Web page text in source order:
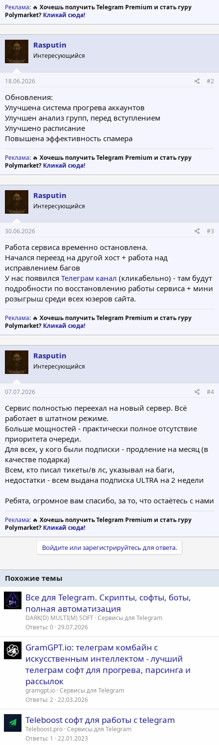
Реклама: 🔥 Хочешь получить Telegram Premium и стать гуру
Polymarket? Кликай сюда!
Rasputin
Интересующийся
18.06.2026 #2
Обновления:
Улучшена система прогрева аккаунтов
Улучшен анализ групп, перед вступлением
Улучшено расписание
Повышена эффективность спамера
Реклама: 🔥 Хочешь получить Telegram Premium и стать гуру
Polymarket? Кликай сюда!
Rasputin
Интересующийся
30.06.2026 #3
Работа сервиса временно остановлена.
Начался переезд на другой хост + работа над
исправлением багов
У нас появился Телеграм канал (кликабельно) - там будут
подробности по восстановлению работы сервиса + мини
розыгрыш среди всех юзеров сайта.
Реклама: 🔥 Хочешь получить Telegram Premium и стать гуру
Polymarket? Кликай сюда!
Rasputin
Интересующийся
07.07.2026 #4
Сервис полностью переехал на новый сервер. Всё
работает в штатном режиме.
Больше мощностей - практически полное отсутствие
приоритета очереди.
Для всех, у кого были подписки - продление на месяц (в
качестве подарка)
Всем, кто писал тикеты/в лс, указывал на баги,
недостатки - всем выдана подписка ULTRA на 2 недели
Ребята, огромное вам спасибо, за то, что остаётесь с нами
Реклама: 🔥 Хочешь получить Telegram Premium и стать гуру
Polymarket? Кликай сюда!
Войдите или зарегистрируйтесь для ответа.
Похожие темы
Все для Telegram. Скрипты, софты, боты,
полная автоматизация
DARK(D) MULTI(M) SOFT Сервисы для Telegram
Ответы 0 29.07.2026
GramGPT.io: телеграм комбайн с
искусственным интеллектом - лучший
телеграм софт для прогрева, парсинга и
рассылок
gramgpt.io Сервисы для Telegram
Ответы 2 22.03.2026
Teleboost софт для работы с telegram
Teleboost.pro Сервисы для Telegram
Ответы 1 22.01.2023